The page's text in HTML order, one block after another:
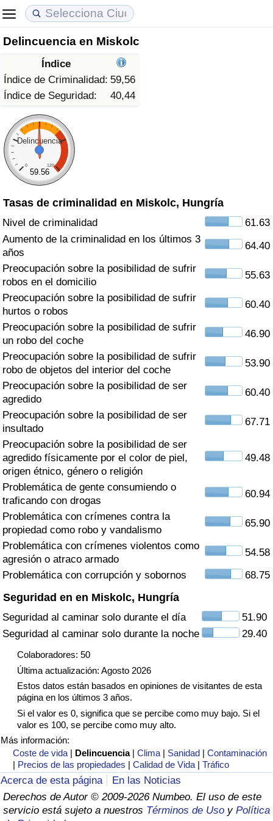
Delincuencia en Miskolc
Índice
Índice de Criminalidad: 59,56
Índice de Seguridad:
40,44
Delincuencia
0 120
59.56
Tasas de criminalidad en Miskolc, Hungría
Nivel de criminalidad
61.63
Aumento de la criminalidad en los últimos 3
años
64.40
Preocupación sobre la posibilidad de sufrir
robos en el domicilio
55.63
Preocupación sobre la posibilidad de sufrir
hurtos o robos
60.40
Preocupación sobre la posibilidad de sufrir
un robo del coche
46.90
Preocupación sobre la posibilidad de sufrir
robo de objetos del interior del coche
53.90
Preocupación sobre la posibilidad de ser
agredido
60.40
Preocupación sobre la posibilidad de ser
insultado
67.71
Preocupación sobre la posibilidad de ser
agredido físicamente por el color de piel,
origen étnico, género o religión
49.48
Problemática de gente consumiendo o
traficando con drogas
60.94
Problemática con crímenes contra la
propiedad como robo y vandalismo
65.90
Problemática con crímenes violentos como
agresión o atraco armado
54.58
Problemática con corrupción y sobornos
68.75
Seguridad en en Miskolc, Hungría
Seguridad al caminar solo durante el día
51.90
Seguridad al caminar solo durante la noche
29.40
Colaboradores: 50
Última actualización: Agosto 2026
Estos datos están basados en opiniones de visitantes de esta
página en los últimos 3 años.
Si el valor es 0, significa que se percibe como muy bajo. Si el
valor es 100, se percibe como muy alto.
Más información:
Coste de vida | Delincuencia |Clima | Sanidad |Contaminación
| Precios de las propiedades |Calidad de Vida |Tráfico
Acerca de esta página
En las Noticias
Derechos de Autor © 2009-2026 Numbeo. El uso de este
servicio está sujeto a nuestros Términos de Uso y Política
Coste de vida
Índice de Costo de Vida (Actual)
Índice de Costo de Vida
Índice de costo de vida por país
en aqaba
Precios de las propiedades
Índice de Precios de Inmuebles (Actual)
Índice de Precios de Inmuebles
Índice de Precios de Inmuebles por País
Calidad de Vida
Índice de Calidad de Vida
Índice de Calidad de Vida (Actual)
Índice de calidad de vida por país
Delincuencia
Calificación del Índice de Criminalidad
(Actual)
Índice de Criminalidad
Índice de criminalidad por país
Sanidad
Índice de Sanidad (Actual)
Índice de Sanidad
Índice de Sanidad por País
Contaminación
Índice de Contaminación (Actual)
Índice de contaminación
Índice de Contaminación por País
Tráfico
Índice de Tráfico
Índice de Tráfico (Actual)
Índice de Tráfico por País